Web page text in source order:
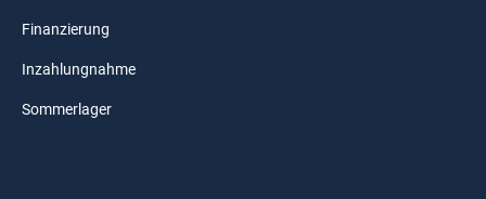
Finanzierung
Inzahlungnahme
Sommerlager